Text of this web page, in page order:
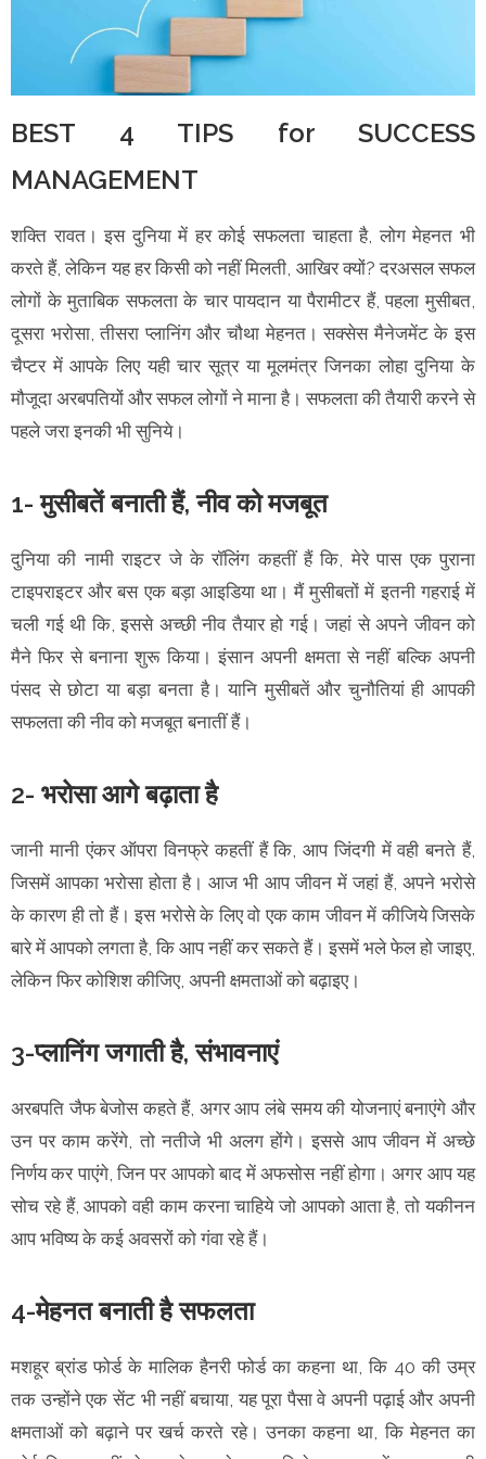
BEST 4 TIPS for SUCCESS
MANAGEMENT
शक्ति रावत। इस दुनिया में हर कोई सफलता चाहता है, लोग मेहनत भी
करते हैं, लेकिन यह हर किसी को नहीं मिलती, आखिर क्यों? दरअसल सफल
लोगों के मुताबिक सफलता के चार पायदान या पैरामीटर हैं, पहला मुसीबत,
दूसरा भरोसा, तीसरा प्लानिंग और चौथा मेहनत। सक्सेस मैनेजमेंट के इस
चैप्टर में आपके लिए यही चार सूत्र या मूलमंत्र जिनका लोहा दुनिया के
मौजूदा अरबपतियों और सफल लोगों ने माना है। सफलता की तैयारी करने से
पहले जरा इनकी भी सुनिये।
1- मुसीबतें बनाती हैं, नीव को मजबूत
दुनिया की नामी राइटर जे के रॉलिंग कहतीं हैं कि, मेरे पास एक पुराना
टाइपराइटर और बस एक बड़ा आइडिया था। मैं मुसीबतों में इतनी गहराई में
चली गई थी कि, इससे अच्छी नीव तैयार हो गई। जहां से अपने जीवन को
मैने फिर से बनाना शुरू किया। इंसान अपनी क्षमता से नहीं बल्कि अपनी
पंसद से छोटा या बड़ा बनता है। यानि मुसीबतें और चुनौतियां ही आपकी
सफलता की नीव को मजबूत बनातीं हैं।
2- भरोसा आगे बढ़ाता है
जानी मानी एंकर ऑपरा विनफ्रे कहतीं हैं कि, आप जिंदगी में वही बनते हैं,
जिसमें आपका भरोसा होता है। आज भी आप जीवन में जहां हैं, अपने भरोसे
के कारण ही तो हैं। इस भरोसे के लिए वो एक काम जीवन में कीजिये जिसके
बारे में आपको लगता है, कि आप नहीं कर सकते हैं। इसमें भले फेल हो जाइए,
लेकिन फिर कोशिश कीजिए, अपनी क्षमताओं को बढ़ाइए।
3-प्लानिंग जगाती है, संभावनाएं
अरबपति जैफ बेजोस कहते हैं, अगर आप लंबे समय की योजनाएं बनाएंगे और
उन पर काम करेंगे, तो नतीजे भी अलग होंगे। इससे आप जीवन में अच्छे
निर्णय कर पाएंगे, जिन पर आपको बाद में अफसोस नहीं होगा। अगर आप यह
सोच रहे हैं, आपको वही काम करना चाहिये जो आपको आता है, तो यकीनन
आप भविष्य के कई अवसरों को गंवा रहे हैं।
4-मेहनत बनाती है सफलता
मशहूर ब्रांड फोर्ड के मालिक हैनरी फोर्ड का कहना था, कि 40 की उम्र
तक उन्होंने एक सेंट भी नहीं बचाया, यह पूरा पैसा वे अपनी पढ़ाई और अपनी
क्षमताओं को बढ़ाने पर खर्च करते रहे। उनका कहना था, कि मेहनत का